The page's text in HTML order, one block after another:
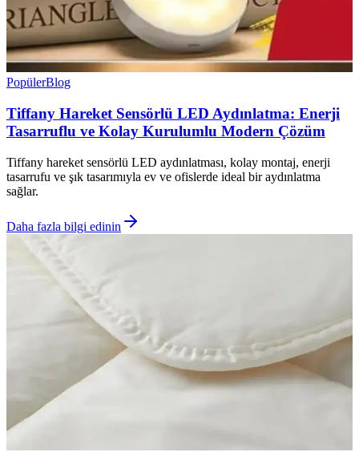
PopülerBlog
Tiffany Hareket Sensörlü LED Aydınlatma: Enerji
Tasarruflu ve Kolay Kurulumlu Modern Çözüm
Tiffany hareket sensörlü LED aydınlatması, kolay montaj, enerji
tasarrufu ve şık tasarımıyla ev ve ofislerde ideal bir aydınlatma
sağlar.
Daha fazla bilgi edinin